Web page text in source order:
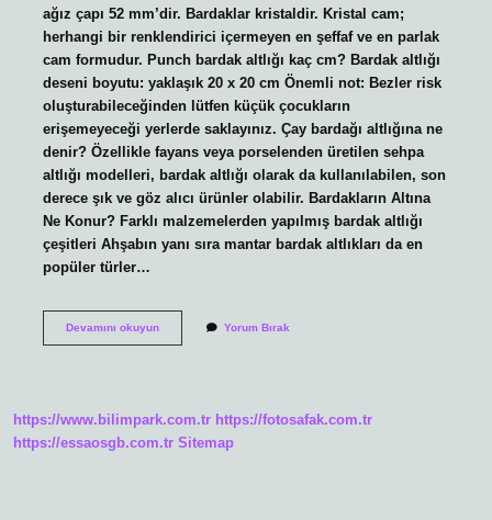
ağız çapı 52 mm’dir. Bardaklar kristaldir. Kristal cam;
herhangi bir renklendirici içermeyen en şeffaf ve en parlak
cam formudur. Punch bardak altlığı kaç cm? Bardak altlığı
deseni boyutu: yaklaşık 20 x 20 cm Önemli not: Bezler risk
oluşturabileceğinden lütfen küçük çocukların
erişemeyeceği yerlerde saklayınız. Çay bardağı altlığına ne
denir? Özellikle fayans veya porselenden üretilen sehpa
altlığı modelleri, bardak altlığı olarak da kullanılabilen, son
derece şık ve göz alıcı ürünler olabilir. Bardakların Altına
Ne Konur? Farklı malzemelerden yapılmış bardak altlığı
çeşitleri Ahşabın yanı sıra mantar bardak altlıkları da en
popüler türler…
Devamını okuyunBardak
Yorum Bırak
https://www.bilimpark.com.tr https://fotosafak.com.tr
https://essaosgb.com.tr Sitemap